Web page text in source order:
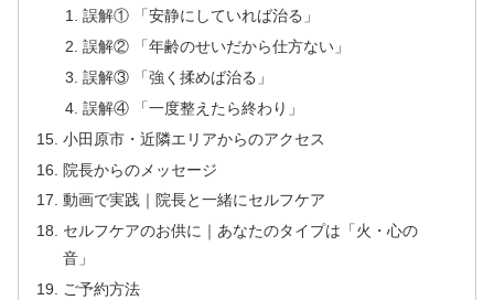
誤解① 「安静にしていれば治る」
誤解② 「年齢のせいだから仕方ない」
誤解③ 「強く揉めば治る」
誤解④ 「一度整えたら終わり」
小田原市・近隣エリアからのアクセス
院長からのメッセージ
動画で実践｜院長と一緒にセルフケア
セルフケアのお供に｜あなたのタイプは「火・心の
音」
ご予約方法